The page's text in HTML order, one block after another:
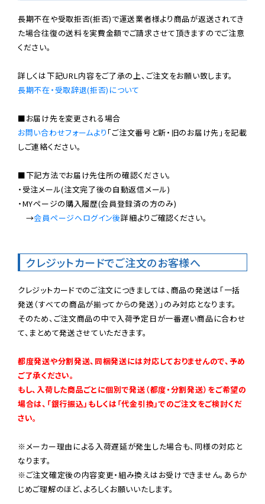
長期不在や受取拒否(拒否)で運送業者様より商品が返送されてき
た場合往復の送料を実費金額でご請求させて頂きますのでご注意
ください。
長期不在・受取辞退(拒否)について
お問い合わせフォームより 「ご注文番号と新・旧のお届け先」を記載
しご連絡ください。
■下記方法でお届け先住所の確認ください。
・受注メール(注文完了後の自動返信メール)
・MYページの購入履歴(会員登録済の方のみ)
→会員ページへログイン後詳細よりご確認ください。
クレジットカードでご注文のお客様へ
クレジットカードでのご注文につきましては、商品の発送は「一括
発送（すべての商品が揃ってからの発送）」のみ対応となります。
そのため、ご注文商品の中で入荷予定日が一番遅い商品に合わせ
て、まとめて発送させていただきます。
都度発送や分割発送、同梱発送には対応しておりませんので、予め
ご了承ください。
もし、入荷した商品ごとに個別で発送（都度・分割発送）をご希望の
場合は、「銀行振込」もしくは「代金引換」でのご注文をご検討くだ
さい。
※メーカー理由による入荷遅延が発生した場合も、同様の対応と
なります。
※ご注文確定後の内容変更・組み換えはお受けできません。あらか
じめご理解のほど、よろしくお願いいたします。